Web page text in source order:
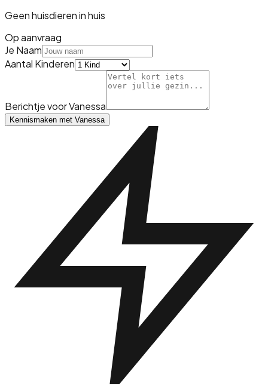
Geen huisdieren in huis
Op aanvraag
Je Naam
Aantal Kinderen
Berichtje voorVanessa
Kennismaken met Vanessa